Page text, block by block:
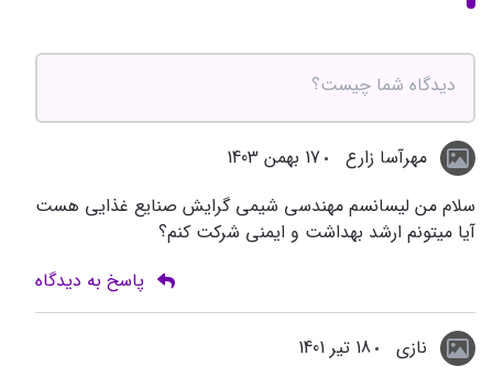
مهرآسا زارع
17 بهمن 1403
سلام من ليسانسم مهندسي شيمي گرايش صنايع غذايي هست
آيا ميتونم ارشد بهداشت و ايمني شركت كنم؟
پاسخ به دیدگاه
نازی
18 تیر 1401